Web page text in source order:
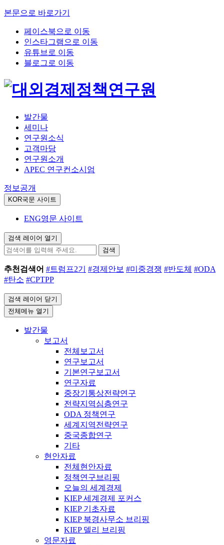
본문으로 바로가기
페이스북으로 이동
인스타그램으로 이동
유튜브로 이동
블로그로 이동
발간물
세미나
연구원소식
고객마당
연구원소개
APEC 연구컨소시엄
정보공개
KOR국문 사이트
ENG영문 사이트
검색 레이어 열기
검색
추천검색어 #트럼프2기 #경제안보 #미중경쟁 #반도체 #ODA
#탄소 #CPTPP
검색 레이어 닫기
전체메뉴 열기
발간물
보고서
전체보고서
연구보고서
기본연구보고서
연구자료
중장기통상전략연구
전략지역심층연구
ODA 정책연구
세계지역전략연구
중국종합연구
기타
현안자료
전체현안자료
정책연구브리핑
오늘의 세계경제
KIEP 세계경제 포커스
KIEP 기초자료
KIEP 북경사무소 브리핑
KIEP 델리 브리핑
영문자료